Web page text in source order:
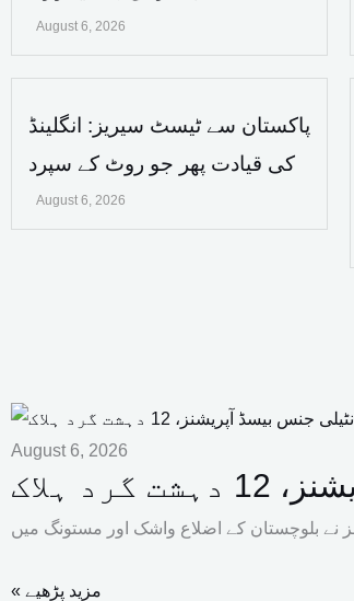
August 6, 2026
پاکستان سے ٹیسٹ سیریز: انگلینڈ
کی قیادت پھر جو روٹ کے سپرد
August 6, 2026
August 6, 2026
ہلاک
« مزید پڑھیے